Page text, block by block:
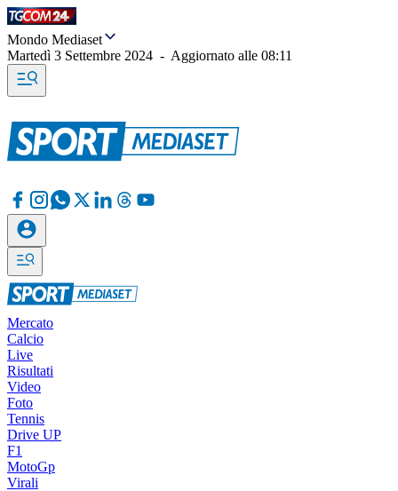
Mondo Mediaset
Martedì 3 Settembre 2024 - Aggiornato alle 08:11
Mercato
Calcio
Live
Risultati
Video
Foto
Tennis
Drive UP
F1
MotoGp
Virali